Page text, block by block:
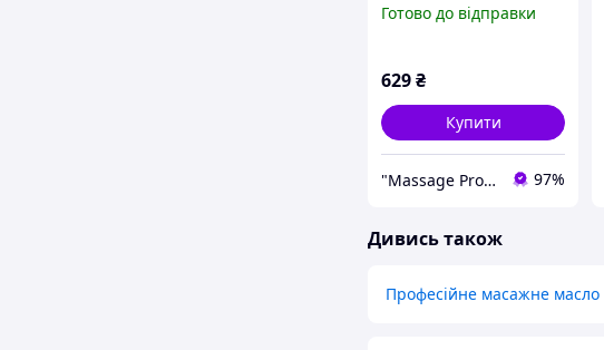
Peeling 400 мл
Готово до відправки
629₴
Купити
"Massage Pro": Товари для масажу, краси та здоров'я! 97%
Дивись також
Професійне масажне масло